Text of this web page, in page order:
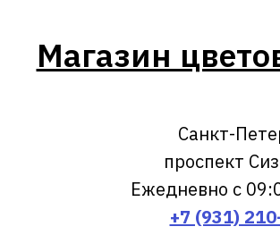
Магазин
Санкт-
проспект
Ежедневно с
+7 (931)